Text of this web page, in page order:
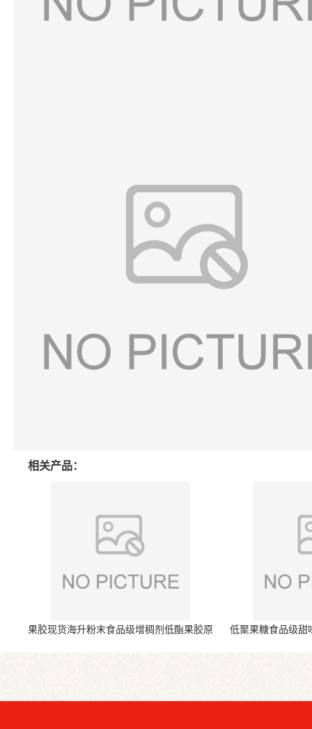
相关产品：
果胶现货海升粉末食品级增稠剂低酯果胶原
低聚果糖食品级甜